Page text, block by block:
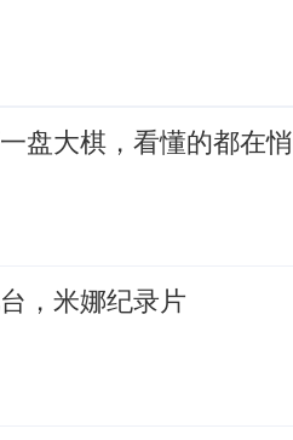
盘大棋，看懂的都在悄
，米娜纪录片